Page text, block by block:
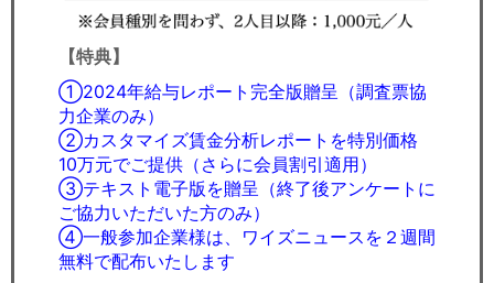
【特典】
①2024年給与レポート完全版贈呈（調査票協
力企業のみ）
②カスタマイズ賃金分析レポートを特別価格
10万元でご提供（さらに会員割引適用）
③テキスト電子版を贈呈（終了後アンケートに
ご協力いただいた方のみ）
④一般参加企業様は、ワイズニュースを２週間
無料で配布いたします